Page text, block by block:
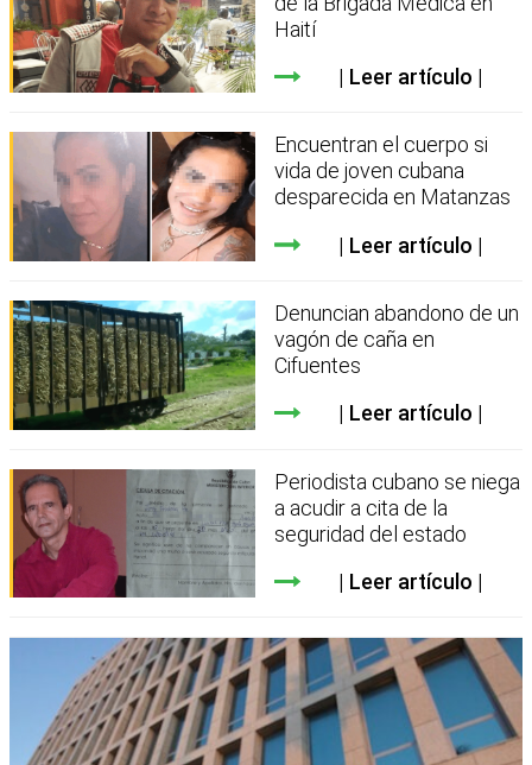
Haití
Leer artículo
Encuentran el cuerpo si
vida de joven cubana
desparecida en Matanzas
Leer artículo
Denuncian abandono de un
vagón de caña en
Cifuentes
Leer artículo
Periodista cubano se niega
a acudir a cita de la
seguridad del estado
Leer artículo